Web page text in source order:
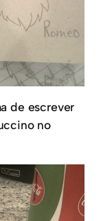
de escrever
no